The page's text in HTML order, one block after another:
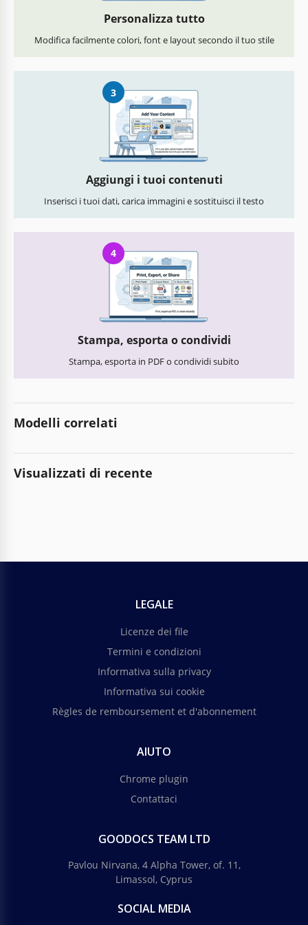
Personalizza tutto
Modifica facilmente colori, font e layout secondo il tuo stile
3
Aggiungi i tuoi contenuti
Inserisci i tuoi dati, carica immagini e sostituisci il testo
4
Stampa, esporta o condividi
Stampa, esporta in PDF o condividi subito
Modelli correlati
Visualizzati di recente
LEGALE
Licenze dei file
Termini e condizioni
Informativa sulla privacy
Informativa sui cookie
Règles de remboursement et d'abonnement
AIUTO
Chrome plugin
Contattaci
GOODOCS TEAM LTD
Pavlou Nirvana, 4 Alpha Tower, of. 11,
Limassol, Cyprus
SOCIAL MEDIA